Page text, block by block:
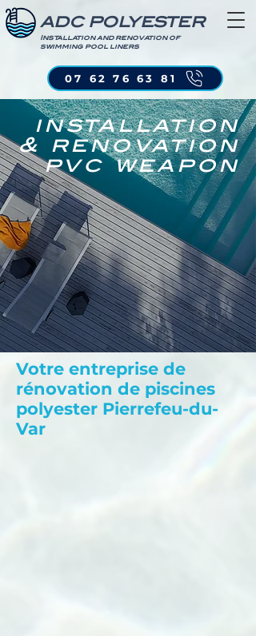
ADC POLYESTER
Installation and renovation of
swimming pool liners
07 62 76 63 81
installation
& renovation
pvc weapon
Votre entreprise de
rénovation de piscines
polyester Pierrefeu-du-
Var